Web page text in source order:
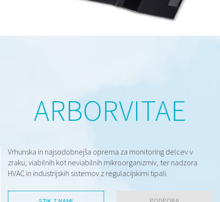
ARBORVITAE
Vrhunska in najsodobnejša oprema za monitoring delcev v
zraku, viabilnih kot neviabilnih mikroorganizmiv, ter nadzora
HVAC in industrijskih sistemov z regulacijskimi tipali.